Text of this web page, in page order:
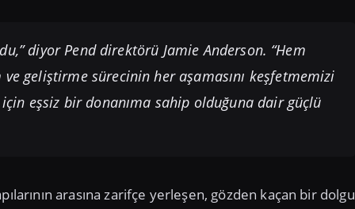
diyor Pend direktörü Jamie Anderson. “Hem
geliştirme sürecinin her aşamasını keşfetmemizi
eşsiz bir donanıma sahip olduğuna dair güçlü
arasına zarifçe yerleşen, gözden kaçan bir dolgu